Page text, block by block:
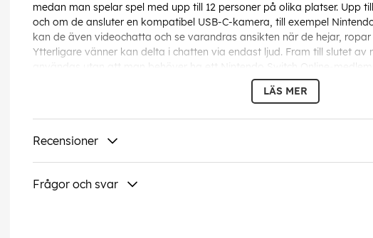
medan man spelar spel med upp till 12 personer på olika platser. Upp
och om de ansluter en kompatibel USB-C-kamera, till exempel
kan de även videochatta och se varandras ansikten när de hejar,
Ytterligare vänner kan delta i chatten via endast ljud. Fram till slutet av
användas utan att man behöver ha ett Nintendo Switch Online-
När en GameChat-session startas bjuder användaren in personer från
finns på plats för att hjälpa spelare att ha en trygg och säker
rapportera en person under en chatt-session. Dessutom erkänner
eller vårdnadshavare att godkänna deras användning av GameChat
Nintendo Switch Parental Controls-appen.
LÄS MER
Recensioner
Frågor och svar